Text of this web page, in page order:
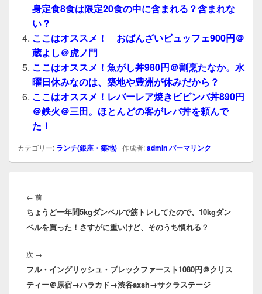
身定食8食は限定20食の中に含まれる？含まれな
い？
ここはオススメ！ おばんざいビュッフェ900円＠
蔵よし＠虎ノ門
ここはオススメ！魚がし丼980円＠割烹たなか。水
曜日休みなのは、築地や豊洲が休みだから？
ここはオススメ！レバーレア焼きビビンバ丼890円
＠鉄火＠三田。ほとんどの客がレバ丼を頼んで
た！
カテゴリー: ランチ(銀座・築地) 作成者:adminパーマリンク
稿
ナ
ビ
ゲ
シ
ョ
ン
← 前前
の
投
ちょうど一年間5kgダンベルで筋トレしてたので、10kgダン
ベルを買った！さすがに重いけど、そのうち慣れる？
次 →
の
投
フル・イングリッシュ・ブレックファースト1080円＠クリス
ティー＠原宿→ハラカド→渋谷axsh→サクラステージ